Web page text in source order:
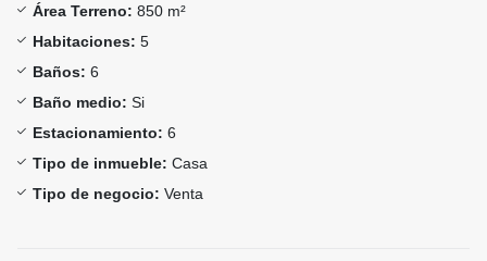
Área Terreno: 850 m²
Habitaciones: 5
Baños: 6
Baño medio: Si
Estacionamiento: 6
Tipo de inmueble: Casa
Tipo de negocio: Venta